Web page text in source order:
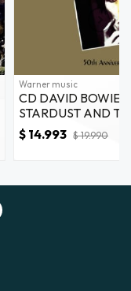
Warner music
CD DAVID BOWIE/
STARDUST AND
50TH
2CD
$ 14.993 $ 19.990